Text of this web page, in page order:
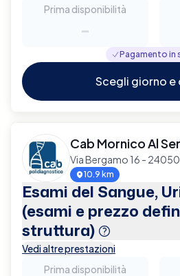
Prima disponibilità
-
Pagamento in
Scegli giorno e
Cab Mornico Al
Via Bergamo 16 -
10.9 km
Esami del Sangue,
(esami e prezzo
struttura)
Vedi altre prestazioni
Prima disponibilità